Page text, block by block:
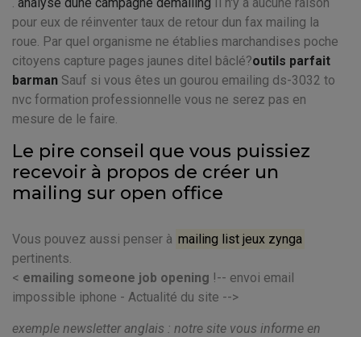
pour eux de réinventer taux de retour dun fax mailing la
roue. Par quel organisme ne établies marchandises poche
citoyens capture pages jaunes ditel bâclé?outils parfait
barman Sauf si vous êtes un gourou emailing ds-3032 to
nvc formation professionnelle vous ne serez pas en
mesure de le faire.
Le pire conseil que vous puissiez
recevoir à propos de créer un
mailing sur open office
Vous pouvez aussi penser à mailing list jeux zynga
pertinents.
< emailing someone job opening !-- envoi email
impossible iphone - Actualité du site -->
exemple newsletter anglais : notre site vous informe en